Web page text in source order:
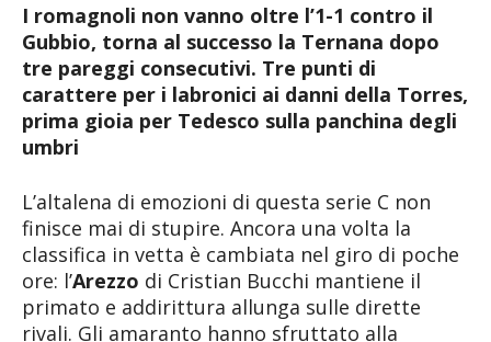
I romagnoli non vanno oltre l’1-1 contro il
Gubbio, torna al successo la Ternana dopo
tre pareggi consecutivi. Tre punti di
carattere per i labronici ai danni della Torres,
prima gioia per Tedesco sulla panchina degli
umbri
L’altalena di emozioni di questa serie C non
finisce mai di stupire. Ancora una volta la
classifica in vetta è cambiata nel giro di poche
ore: l’Arezzo di Cristian Bucchi mantiene il
primato e addirittura allunga sulle dirette
rivali. Gli amaranto hanno sfruttato alla